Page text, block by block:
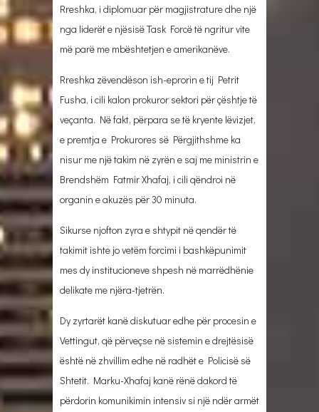
Rreshka, i diplomuar për magjistrature dhe një
nga liderët e njësisë Task Forcë të ngritur vite
më parë me mbështetjen e amerikanëve.
Rreshka zëvendëson ish-eprorin e tij Petrit
Fusha, i cili kalon prokuror sektori për çështje të
veçanta. Në fakt, përpara se të kryente lëvizjet,
e premtja e Prokurores së Përgjithshme ka
nisur me një takim në zyrën e saj me ministrin e
Brendshëm Fatmir Xhafaj, i cili qëndroi në
organin e akuzës për 30 minuta.
Sikurse njofton zyra e shtypit në qendër të
takimit ishte jo vetëm forcimi i bashkëpunimit
mes dy institucioneve shpesh në marrëdhënie
delikate me njëra-tjetrën.
Dy zyrtarët kanë diskutuar edhe për procesin e
Vettingut, që përveçse në sistemin e drejtësisë
është në zhvillim edhe në radhët e Policisë së
Shtetit. Marku-Xhafaj kanë rënë dakord të
përdorin komunikimin intensiv si një ndër armët